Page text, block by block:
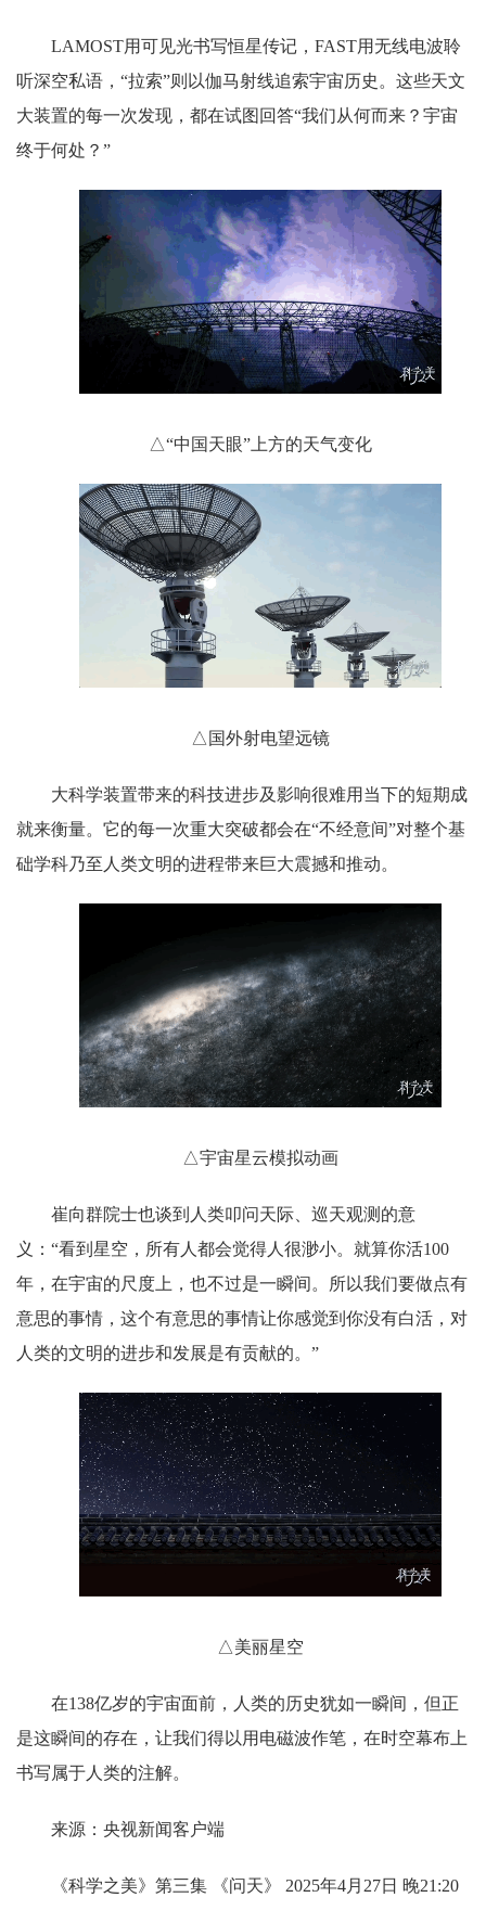
LAMOST用可见光书写恒星传记，FAST用无线电波聆
听深空私语，“拉索”则以伽马射线追索宇宙历史。这些天文
大装置的每一次发现，都在试图回答“我们从何而来？宇宙
终于何处？”
△“中国天眼”上方的天气变化
△国外射电望远镜
大科学装置带来的科技进步及影响很难用当下的短期成
就来衡量。它的每一次重大突破都会在“不经意间”对整个基
础学科乃至人类文明的进程带来巨大震撼和推动。
△宇宙星云模拟动画
崔向群院士也谈到人类叩问天际、巡天观测的意
义：“看到星空，所有人都会觉得人很渺小。就算你活100
年，在宇宙的尺度上，也不过是一瞬间。所以我们要做点有
意思的事情，这个有意思的事情让你感觉到你没有白活，对
人类的文明的进步和发展是有贡献的。”
△美丽星空
在138亿岁的宇宙面前，人类的历史犹如一瞬间，但正
是这瞬间的存在，让我们得以用电磁波作笔，在时空幕布上
书写属于人类的注解。
来源：央视新闻客户端
《科学之美》第三集 《问天》 2025年4月27日 晚21:20